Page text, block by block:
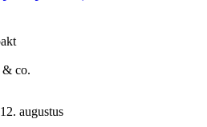
& co.
augustus